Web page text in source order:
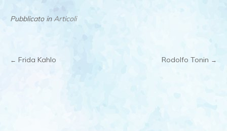
Pubblicato inArticoli
Post
← Frida Kahlo Rodolfo Tonin →